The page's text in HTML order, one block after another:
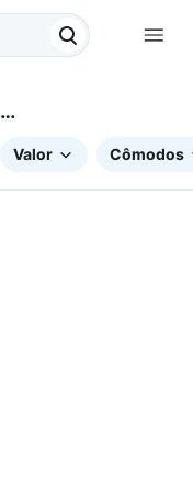
Valor Cômodos